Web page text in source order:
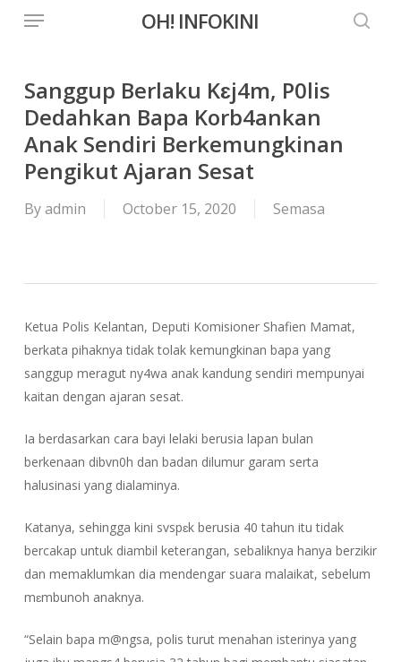
content
OH! INFOKINI
Menu
Sanggup Berlaku Kɛj4m, P0lis
Dedahkan Bapa Korb4ankan
Anak Sendiri Berkemungkinan
Pengikut Ajaran Sesat
Byadmin October 15, 2020 Semasa
Ketua Polis Kelantan, Deputi Komisioner Shafien Mamat,
berkata pihaknya tidak tolak kemungkinan bapa yang
sanggup meragut ny4wa anak kandung sendiri mempunyai
kaitan dengan ajaran sesat.
Ia berdasarkan cara bayi lelaki berusia lapan bulan
berkenaan dibvn0h dan badan dilumur garam serta
halusinasi yang dialaminya.
Katanya, sehingga kini svspɛk berusia 40 tahun itu tidak
bercakap untuk diambil keterangan, sebaliknya hanya berzikir
dan memaklumkan dia mendengar suara malaikat, sebelum
mɛmbunoh anaknya.
“Selain bapa m@ngsa, polis turut menahan isterinya yang